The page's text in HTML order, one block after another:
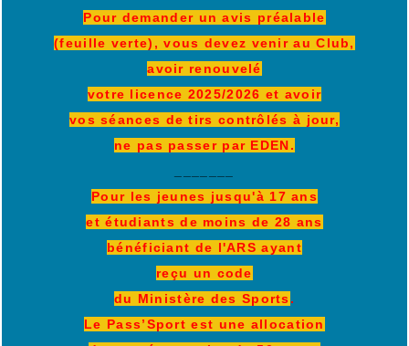
Pour demander un avis préalable
(feuille verte), vous devez venir au Club,
avoir renouvelé
votre licence 2025/2026 et avoir
vos séances de tirs contrôlés à jour,
ne pas passer par EDEN.
Pour les jeunes jusqu'à 17 ans
et étudiants de moins de 28 ans
bénéficiant de l'ARS ayant
reçu un code
du Ministère des Sports .
Le Pass’Sport est une allocation